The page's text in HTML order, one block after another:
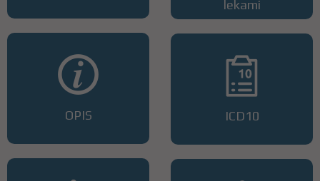
OPIS
lekami
ICD10